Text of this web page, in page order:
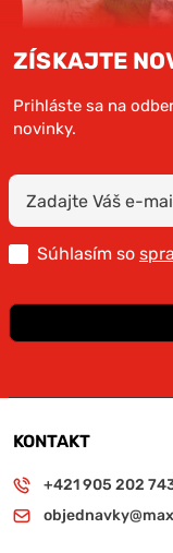
ZÍSKAJTE
Prihláste sa na
novinky.
Súhlasím so
KONTAKT
+421 905 202